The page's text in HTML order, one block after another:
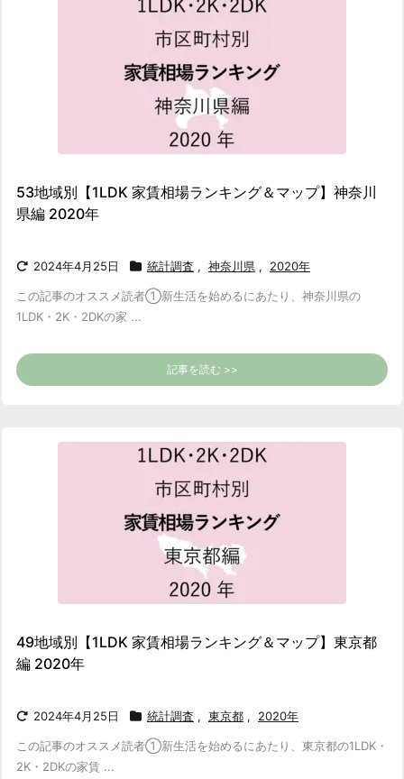
53地域別【1LDK 家賃相場ランキング＆マップ】神奈川
県編 2020年
2024年4月25日 統計調査 , 神奈川県 , 2020年
この記事のオススメ読者①新生活を始めるにあたり、神奈川県の
1LDK・2K・2DKの家 ...
記事を読む >>
49地域別【1LDK 家賃相場ランキング＆マップ】東京都
編 2020年
2024年4月25日 統計調査 , 東京都 , 2020年
この記事のオススメ読者①新生活を始めるにあたり、東京都の1LDK・
2K・2DKの家賃 ...